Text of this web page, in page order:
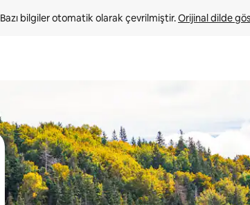
Bazı bilgiler otomatik olarak çevrilmiştir. Orijinal dilde